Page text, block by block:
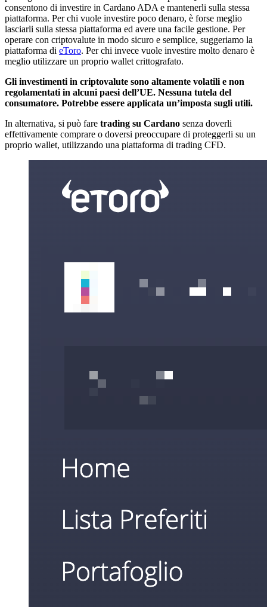
consentono di investire in Cardano ADA e mantenerli sulla stessa
piattaforma. Per chi vuole investire poco denaro, è forse meglio
lasciarli sulla stessa piattaforma ed avere una facile gestione. Per
operare con criptovalute in modo sicuro e semplice, suggeriamo la
piattaforma di eToro. Per chi invece vuole investire molto denaro è
meglio utilizzare un proprio wallet crittografato.
Gli investimenti in criptovalute sono altamente volatili e non
regolamentati in alcuni paesi dell’UE. Nessuna tutela del
consumatore. Potrebbe essere applicata un’imposta sugli utili.
In alternativa, si può fare trading su Cardano senza doverli
effettivamente comprare o doversi preoccupare di proteggerli su un
proprio wallet, utilizzando una piattaforma di trading CFD.